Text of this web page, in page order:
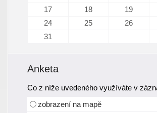
17
18 19
24
25 26
31
Anketa
Co z níže uvedeného využíváte v
zobrazení na mapě